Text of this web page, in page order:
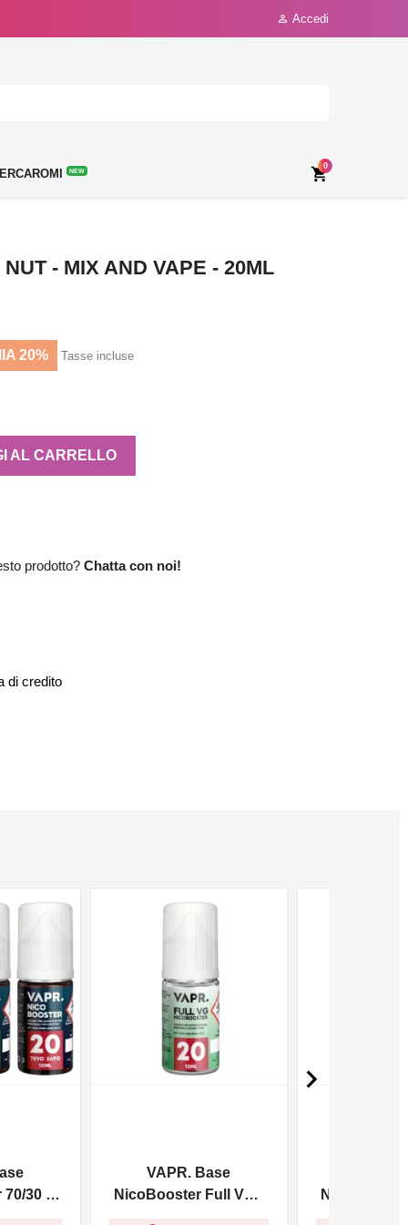
 Accedi
NEW 
0
- MIX AND VAPE - 20ML
20% Tasse incluse
AL CARRELLO
prodotto? Chatta con noi!
di credito
30 -
VAPR. Base
NicoBooster Full VG -
